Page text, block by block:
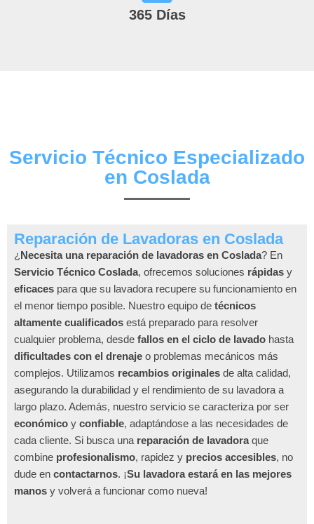
365 Días
Servicio Técnico Especializado
en Coslada
Reparación de Lavadoras en Coslada
¿ Necesita una reparación de lavadoras en Coslada? En
Servicio Técnico Coslada, ofrecemos soluciones rápidas y
eficaces para que su lavadora recupere su funcionamiento en
el menor tiempo posible. Nuestro equipo de técnicos
altamente cualificados está preparado para resolver
cualquier problema, desde fallos en el ciclo de lavado hasta
dificultades con el drenaje o problemas mecánicos más
complejos. Utilizamos recambios originales de alta calidad,
asegurando la durabilidad y el rendimiento de su lavadora a
largo plazo. Además, nuestro servicio se caracteriza por ser
económico y confiable, adaptándose a las necesidades de
cada cliente. Si busca una reparación de lavadoraque
combine profesionalismo, rapidez y precios accesibles, no
dude en contactarnos. ¡Su lavadora estará en las mejores
manos y volverá a funcionar como nueva!